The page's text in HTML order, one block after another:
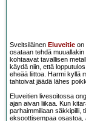
Sveitsiläinen Eluveitie on
osataan tehdä
kohtaavat tavallisen
käydä niin, että
eheää liittoa. Harmi kyllä
tahtoivat jäädä lähes
Eluveitien livesoitossa
ajan aivan liikaa. Kun
parhaimmillaan säkkipilli,
eksoottisempaa